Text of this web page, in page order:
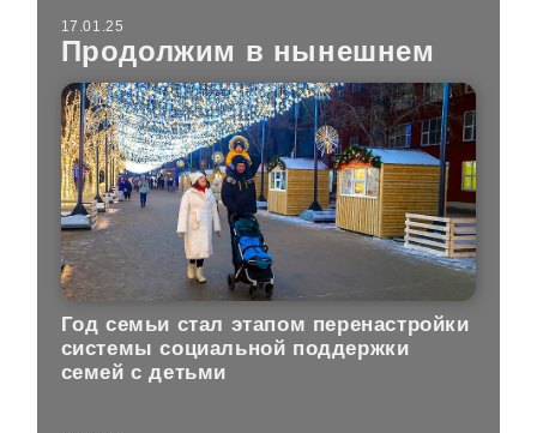
17.01.25
Продолжим в нынешнем
Год семьи стал этапом перенастройки
системы социальной поддержки
семей с детьми